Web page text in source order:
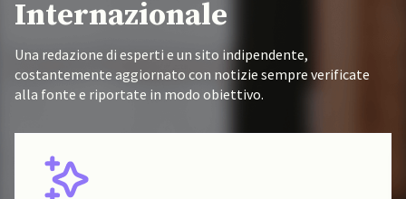
Internazionale
Una redazione di esperti e un sito indipendente,
costantemente aggiornato con notizie sempre verificate
alla fonte e riportate in modo obiettivo.